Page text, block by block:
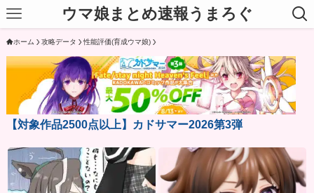
ウマ娘まとめ速報うまろぐ
ホーム 攻略データ 性能評価(育成ウマ娘)
【対象作品2500点以上】カドサマー2026第3弾